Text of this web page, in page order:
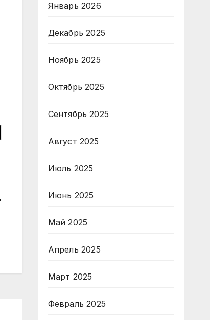
Январь 2026
Декабрь 2025
Ноябрь 2025
Октябрь 2025
Сентябрь 2025
Август 2025
Июль 2025
Июнь 2025
Май 2025
Апрель 2025
Март 2025
Февраль 2025